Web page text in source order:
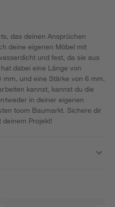
das deinen Ansprüchen
deine eigenen Möbel mit
und fest, da sie aus
dabei eine Länge von
und eine Stärke von 6 mm.
kannst, kannst du die
in deiner eigenen
toom Baumarkt. Sichere dir
deinem Projekt!